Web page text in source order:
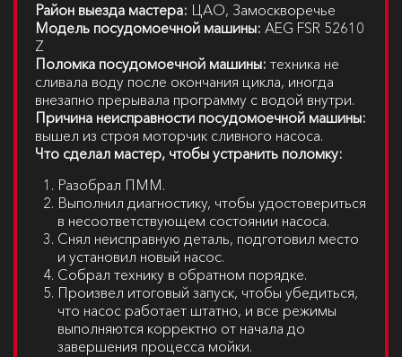
Район выезда мастера: ЦАО, Замоскворечье
Модель посудомоечной машины: AEG FSR 52610
Z
Поломка посудомоечной машины: техника не
сливала воду после окончания цикла, иногда
внезапно прерывала программу с водой внутри.
Причина неисправности посудомоечной машины:
вышел из строя моторчик сливного насоса.
Что сделал мастер, чтобы устранить поломку:
Разобрал ПММ.
Выполнил диагностику, чтобы удостовериться
в несоответствующем состоянии насоса.
Снял неисправную деталь, подготовил место
и установил новый насос.
Собрал технику в обратном порядке.
Произвел итоговый запуск, чтобы убедиться,
что насос работает штатно, и все режимы
выполняются корректно от начала до
завершения процесса мойки.